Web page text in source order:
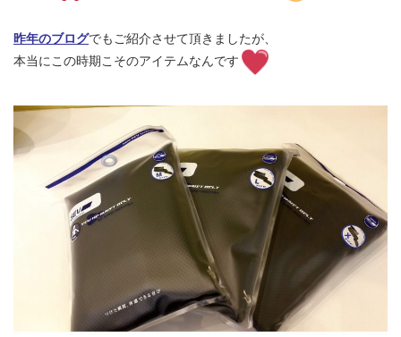
昨年のブログでもご紹介させて頂きましたが、
本当にこの時期こそのアイテムなんです